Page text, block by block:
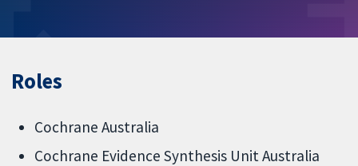
Roles
Cochrane Australia
Cochrane Evidence Synthesis Unit Australia